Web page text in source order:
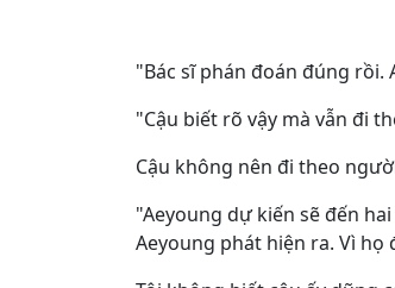
"Bác sĩ phán đoán đúng
"Cậu biết rõ vậy mà vẫn đi
Cậu không nên đi theo
"Aeyoung dự kiến sẽ đến
Aeyoung phát hiện ra. Vì